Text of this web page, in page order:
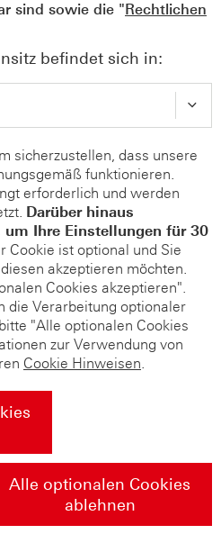
sind sowie die "Rechtlichen
befindet sich in:
sicherzustellen, dass unsere
funktionieren.
erforderlich und werden
Darüber hinaus
Ihre Einstellungen für 30
Cookie ist optional und Sie
akzeptieren möchten.
Cookies akzeptieren".
die Verarbeitung optionaler
"Alle optionalen Cookies
zur Verwendung von
Cookie Hinweisen.
Alle optionalen Cookies
ablehnen